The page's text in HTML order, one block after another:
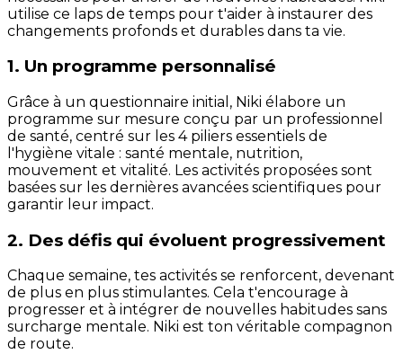
utilise ce laps de temps pour t'aider à instaurer des
changements profonds et durables dans ta vie.
1. Un programme personnalisé
Grâce à un questionnaire initial, Niki élabore un
programme sur mesure conçu par un professionnel
de santé, centré sur les 4 piliers essentiels de
l'hygiène vitale : santé mentale, nutrition,
mouvement et vitalité. Les activités proposées sont
basées sur les dernières avancées scientifiques pour
garantir leur impact.
2. Des défis qui évoluent progressivement
Chaque semaine, tes activités se renforcent, devenant
de plus en plus stimulantes. Cela t'encourage à
progresser et à intégrer de nouvelles habitudes sans
surcharge mentale. Niki est ton véritable compagnon
de route.